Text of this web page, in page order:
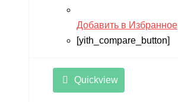
Добавить в Избранное
[yith_compare_button]
Quickview